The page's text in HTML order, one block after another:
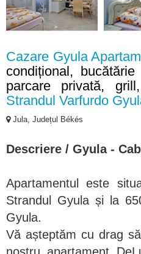
Cazare Gyula
condițional,
parcare privată,
Strandul Varfurdo
Jula, Județul Békés
Descriere / Gyula -
Apartamentul este
Strandul Gyula și la
Gyula.
Vă așteptăm cu drag
nostru apartament